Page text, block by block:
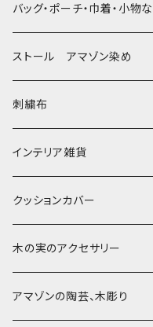
大判布150-特大250cm ベ
〜155cm
〜180cm
中型布 30-90cm
80-90-
-70-
小型布 コースター・カフェマ
小型マット（正方形）
小型マット（長方形）
細長布 ロング テーブルラ
バッグ・ポーチ・巾着・小物
バッグ
草木染めと泥染め
帆布の泥染め
ポシェット・ポーチ・巾着
ポシェット・ショルダー
ポーチ・丸ポーチ・クラッチバッグ
パッチワーク
その他
ブックカバー
ストール アマゾン染め
刺繍布
大判刺繍腰巻
大判泥染め刺繍
小型・中型刺繍雑貨
インテリア雑貨
額装・木枠・パネル
テーブルコーディネート
コースター
クッションカバー
小さめ 35cmより
40〜43cm
木の実のアクセサリー
アマゾンの陶芸、木彫り